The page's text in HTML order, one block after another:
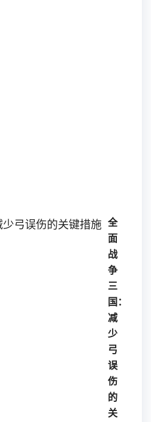
全
面
战
争
三
国：
减
少
弓
误
伤
的
关